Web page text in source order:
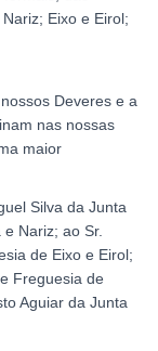
Eixo e Eirol;
Deveres e a
nas nossas
maior
Silva da Junta
Nariz; ao Sr.
de Eixo e Eirol;
Freguesia de
Aguiar da Junta